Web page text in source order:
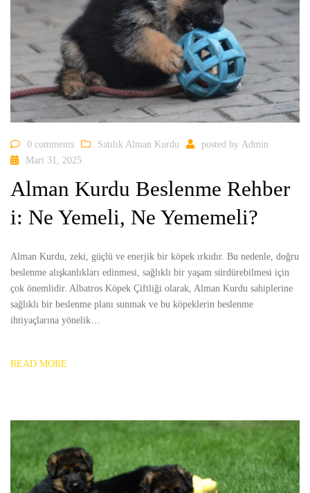
0 comments Satılık Alman Kurdu posted by Admin
Mart 31, 2025
Alman Kurdu Beslenme Rehber
i: Ne Yemeli, Ne Yememeli?
Alman Kurdu, zeki, güçlü ve enerjik bir köpek ırkıdır. Bu nedenle, doğru
beslenme alışkanlıkları edinmesi, sağlıklı bir yaşam sürdürebilmesi için
çok önemlidir. Albatros Köpek Çiftliği olarak, Alman Kurdu sahiplerine
sağlıklı bir beslenme planı sunmak ve bu köpeklerin beslenme
ihtiyaçlarına yönelik…
READ MORE